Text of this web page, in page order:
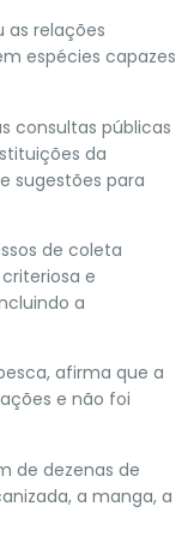
as relações
espécies capazes
consultas públicas
da
sugestões para
de coleta
e
a
afirma que a
e não foi
de dezenas de
a manga, a